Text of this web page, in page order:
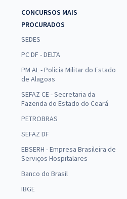
R$ 37,98 (-20%)
Comprar
- Conhecimentos Específicos
Intelectual - Ciências
(Temporário)
13,33
R$ 40,00 (-20%)
Comprar
CONCURSOS MAIS
PROCURADOS
SEDES
PC DF - DELTA
PM AL - Polícia Militar do Estado
de Alagoas
SEFAZ CE - Secretaria da
Fazenda do Estado do Ceará
PETROBRAS
SEFAZ DF
EBSERH - Empresa Brasileira de
Serviços Hospitalares
Banco do Brasil
IBGE